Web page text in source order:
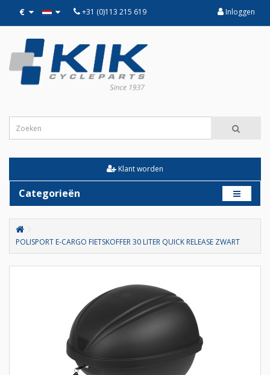
€ +31 (0)113 215 619 Inloggen
Klant worden
Categorieën
POLISPORT E-CARGO FIETSKOFFER 30 LITER QUICK RELEASE ZWART